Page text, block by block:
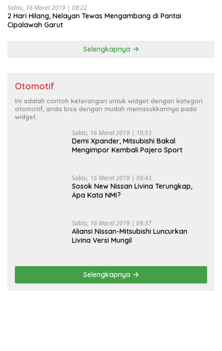
Sabtu, 16 Maret 2019 | 08:22
2 Hari Hilang, Nelayan Tewas Mengambang di Pantai
Cipalawah Garut
Selengkapnya
Otomotif
Ini adalah contoh keterangan untuk widget dengan kategori
otomotif, anda bisa dengan mudah memasukkannya pada
widget.
Sabtu, 16 Maret 2019 | 10:53
Demi Xpander, Mitsubishi Bakal
Mengimpor Kembali Pajero Sport
Sabtu, 16 Maret 2019 | 09:43
Sosok New Nissan Livina Terungkap,
Apa Kata NMI?
Sabtu, 16 Maret 2019 | 09:37
Aliansi Nissan-Mitsubishi Luncurkan
Livina Versi Mungil
Selengkapnya